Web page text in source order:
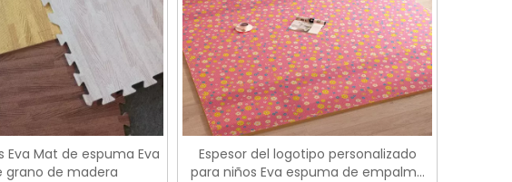
Eva Mat de espuma Eva
grano de madera
Espesor del logotipo personalizado
para niños Eva espuma de empalme